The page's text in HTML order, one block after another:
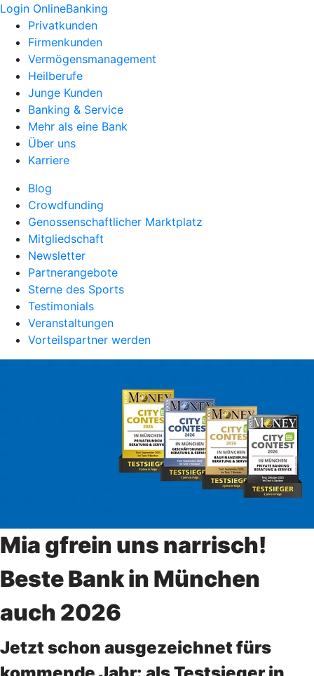
Login OnlineBanking
Privatkunden
Firmenkunden
Vermögensmanagement
Heilberufe
Junge Kunden
Banking & Service
Mehr als eine Bank
Über uns
Karriere
Blog
Crowdfunding
Genossenschaftlicher Marktplatz
Mitgliedschaft
Newsletter
Partnerangebote
Sterne des Sports
Testimonials
Veranstaltungen
Vorteilspartner werden
Mia gfrein uns narrisch!
Beste Bank in München
auch 2026
Jetzt schon ausgezeichnet fürs